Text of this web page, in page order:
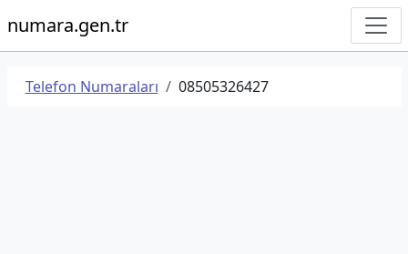
numara.gen.tr
Telefon Numaraları 08505326427